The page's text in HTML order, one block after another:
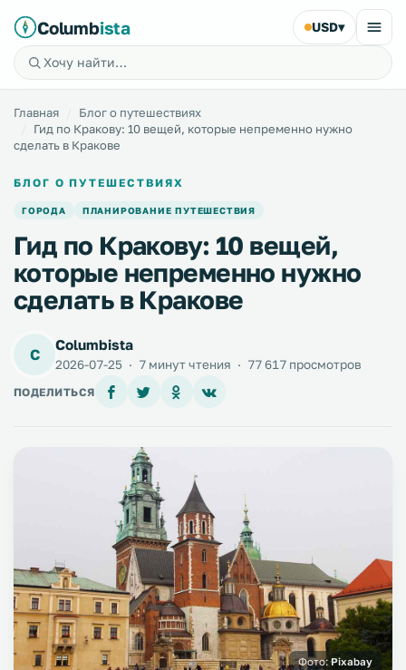
Columbista USD▾
Главная
Блог о путешествиях
Гид по Кракову: 10 вещей, которые непременно нужно
сделать в Кракове
БЛОГ О ПУТЕШЕСТВИЯХ
ГОРОДА ПЛАНИРОВАНИЕ ПУТЕШЕСТВИЯ
Гид по Кракову: 10 вещей,
которые непременно нужно
сделать в Кракове
C
Columbista
2026-07-25 · 7 минут чтения · 77 617 просмотров
ПОДЕЛИТЬСЯ
Фото:Pixabay